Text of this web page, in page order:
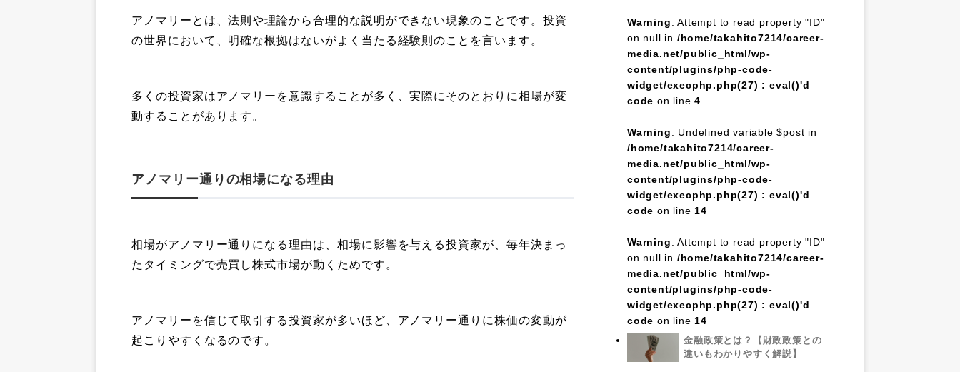
アノマリーとは、法則や理論から合理的な説明ができない現象のことです。投資
の世界において、明確な根拠はないがよく当たる経験則のことを言います。
多くの投資家はアノマリーを意識することが多く、実際にそのとおりに相場が変
動することがあります。
アノマリー通りの相場になる理由
相場がアノマリー通りになる理由は、相場に影響を与える投資家が、毎年決まっ
たタイミングで売買し株式市場が動くためです。
アノマリーを信じて取引する投資家が多いほど、アノマリー通りに株価の変動が
起こりやすくなるのです。
Warning: Attempt to read property "ID"
on null in /home/takahito7214/career-
media.net/public_html/wp-
content/plugins/php-code-
widget/execphp.php(27) : eval()'d
code on line4
Warning: Undefined variable $post in
/home/takahito7214/career-
media.net/public_html/wp-
content/plugins/php-code-
widget/execphp.php(27) : eval()'d
code on line 14
Warning: Attempt to read property "ID"
on null in /home/takahito7214/career-
media.net/public_html/wp-
content/plugins/php-code-
widget/execphp.php(27) : eval()'d
code on line 14
金融政策とは？【財政政策との
違いもわかりやすく解説】